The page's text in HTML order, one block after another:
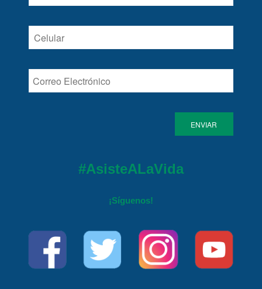
#AsisteALaVida
¡Síguenos!